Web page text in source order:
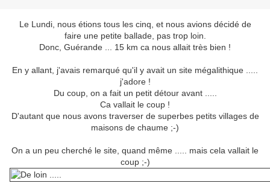
Le Lundi, nous étions tous les cinq, et nous avions décidé de
faire une petite ballade, pas trop loin.
Donc, Guérande ... 15 km ca nous allait très bien !
En y allant, j'avais remarqué qu'il y avait un site mégalithique .....
j'adore !
Du coup, on a fait un petit détour avant .....
Ca vallait le coup !
D'autant que nous avons traverser de superbes petits villages de
maisons de chaume ;-)
On a un peu cherché le site, quand même ..... mais cela vallait le
coup ;-)